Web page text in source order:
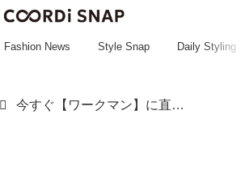
~~~~~~~~~~~
Fashion News Style Snap Daily Styling
今すぐ【ワークマン】に直行だーーーッ！ 高機能で優秀♡「楽ちんジャンスカ」